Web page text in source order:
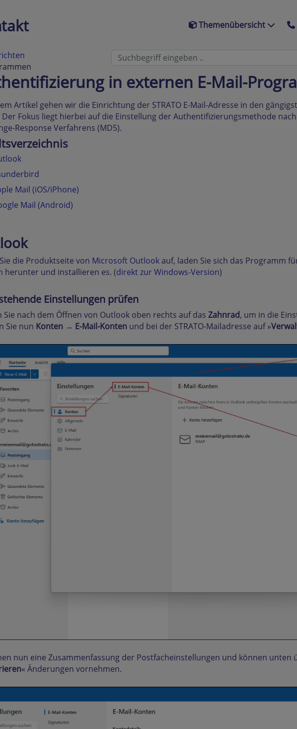
Themenübersicht
in externen E-Mail-
Artikel gehen wir die Einrichtung der STRATO E-Mail-Adresse in den
Fokus liegt hierbei auf die Einstellung der Authentifizierungsmethode
Response Verfahrens (MD5).
Mail (iOS/iPhone)
Mail (Android)
die Produktseite von Microsoft Outlook auf, laden Sie sich das Programm
herunter und installieren es. (direkt zur Windows-Version)
Einstellungen prüfen
Sie nach dem Öffnen von Outlook oben rechts auf das Zahnrad, um in die
Sie nun Konten → E-Mail-Konten und bei der STRATO-Mailadresse auf »
nun eine Zusammenfassung der Postfacheinstellungen und können unten
« Änderungen vornehmen.